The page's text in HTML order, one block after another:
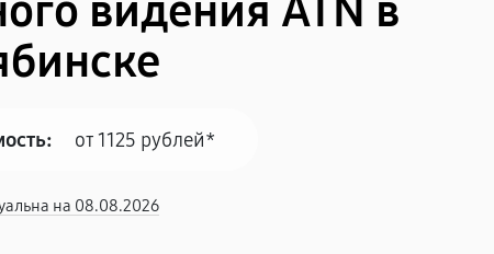
видения ATN в
от 1125 рублей*
на 08.08.2026